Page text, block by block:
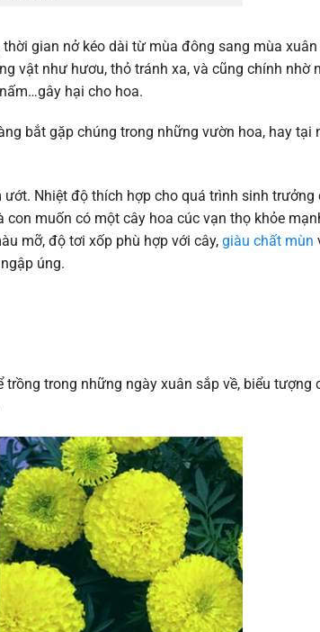
gian nở kéo dài từ mùa đông sang mùa
vật như hươu, thỏ tránh xa, và cũng chính nhờ
hại cho hoa.
bắt gặp chúng trong những vườn hoa, hay tại
Nhiệt độ thích hợp cho quá trình sinh trưởng
muốn có một cây hoa cúc vạn thọ khỏe
mỡ, độ tơi xốp phù hợp với cây, giàu chất mùn
úng.
trong những ngày xuân sắp về, biểu tượng